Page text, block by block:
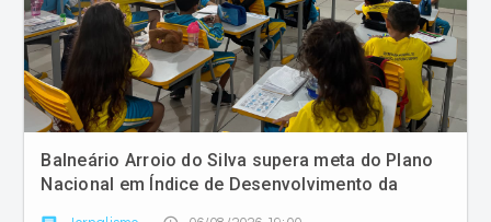
Balneário Arroio do Silva supera meta do Plano
Nacional em Índice de Desenvolvimento da
Educação Básica
comment Jornalismo access_time 06/08/2026 19:00
Rede municipal alcança nota 6,1 em avaliação de
2025